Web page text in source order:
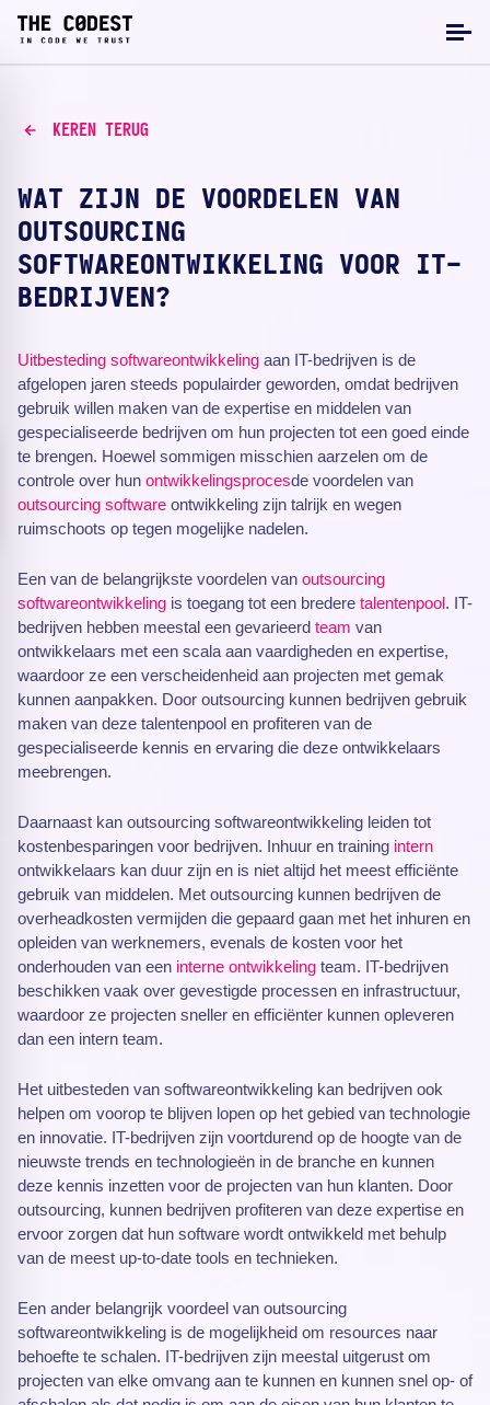
KEREN TERUG
WAT ZIJN DE VOORDELEN VAN
OUTSOURCING
SOFTWAREONTWIKKELING VOOR IT-
BEDRIJVEN?
Uitbesteding softwareontwikkeling aan IT-bedrijven is de
afgelopen jaren steeds populairder geworden, omdat bedrijven
gebruik willen maken van de expertise en middelen van
gespecialiseerde bedrijven om hun projecten tot een goed einde
te brengen. Hoewel sommigen misschien aarzelen om de
controle over hun ontwikkelingsprocesde voordelen van
outsourcing software ontwikkeling zijn talrijk en wegen
ruimschoots op tegen mogelijke nadelen.
Een van de belangrijkste voordelen van outsourcing
softwareontwikkeling is toegang tot een bredere talentenpool. IT-
bedrijven hebben meestal een gevarieerd team van
ontwikkelaars met een scala aan vaardigheden en expertise,
waardoor ze een verscheidenheid aan projecten met gemak
kunnen aanpakken. Door outsourcing kunnen bedrijven gebruik
maken van deze talentenpool en profiteren van de
gespecialiseerde kennis en ervaring die deze ontwikkelaars
meebrengen.
Daarnaast kan outsourcing softwareontwikkeling leiden tot
kostenbesparingen voor bedrijven. Inhuur en training intern
ontwikkelaars kan duur zijn en is niet altijd het meest efficiënte
gebruik van middelen. Met outsourcing kunnen bedrijven de
overheadkosten vermijden die gepaard gaan met het inhuren en
opleiden van werknemers, evenals de kosten voor het
onderhouden van een interne ontwikkeling team. IT-bedrijven
beschikken vaak over gevestigde processen en infrastructuur,
waardoor ze projecten sneller en efficiënter kunnen opleveren
dan een intern team.
Het uitbesteden van softwareontwikkeling kan bedrijven ook
helpen om voorop te blijven lopen op het gebied van technologie
en innovatie. IT-bedrijven zijn voortdurend op de hoogte van de
nieuwste trends en technologieën in de branche en kunnen
deze kennis inzetten voor de projecten van hun klanten. Door
outsourcing, kunnen bedrijven profiteren van deze expertise en
ervoor zorgen dat hun software wordt ontwikkeld met behulp
van de meest up-to-date tools en technieken.
Een ander belangrijk voordeel van outsourcing
softwareontwikkeling is de mogelijkheid om resources naar
behoefte te schalen. IT-bedrijven zijn meestal uitgerust om
projecten van elke omvang aan te kunnen en kunnen snel op- of